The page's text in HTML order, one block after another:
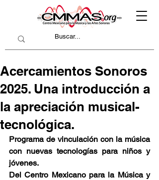
Acercamientos Sonoros
2025. Una introducción a
la apreciación musical-
tecnológica.
Programa de vinculación con la música
con nuevas tecnologías para niños y
jóvenes.
Del Centro Mexicano para la Música y